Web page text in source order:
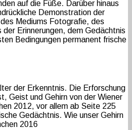
auf die Füße. Darüber hinaus
Demonstration der
Mediums Fotografie, des
Erinnerungen, dem Gedächtnis
Bedingungen permanent frische
der Erkenntnis. Die Erforschung
Geist und Gehirn von der Wiener
2012, vor allem ab Seite 225
Gedächtnis. Wie unser Gehirn
2016